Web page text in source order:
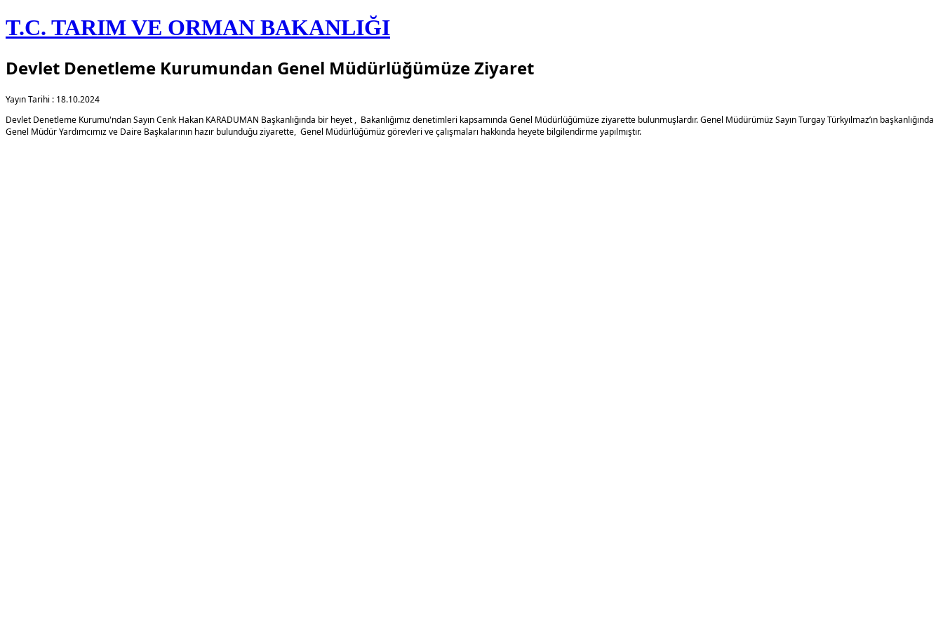
T.C. TARIM VE ORMAN BAKANLIĞI
Devlet Denetleme Kurumundan Genel Müdürlüğümüze Ziyaret
Yayın Tarihi : 18.10.2024
​Devlet Denetleme Kurumu'ndan Sayın Cenk Hakan KARADUMAN Başkanlığında bir heyet , Bakanlığımız denetimleri kapsamında Genel Müdürlüğümüze ziyarette bulunmuşlardır. Genel Müdürümüz Sayın Turgay Türkyılmaz’ın başkanlığında
Genel Müdür Yardımcımız ve Daire Başkalarının hazır bulunduğu ziyarette, Genel Müdürlüğümüz görevleri ve çalışmaları hakkında heyete bilgilendirme yapılmıştır.